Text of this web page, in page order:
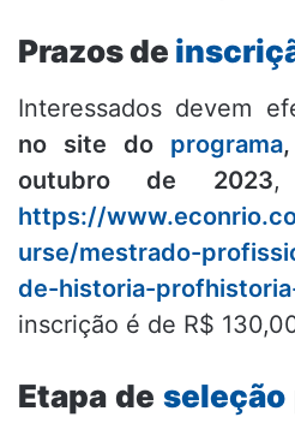
Prazos de
Interessados devem
no site do programa
outubro de 2023,
https://
urse/mestrado-
de-historia-
inscrição é de R$
Etapa de seleção